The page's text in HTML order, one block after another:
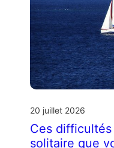
20 juillet 2026
Ces difficultés
solitaire que